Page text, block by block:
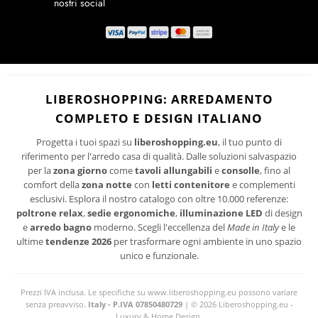
I suoi dati personali verranno trattati per le finalità connesse all'invio delle newsletter.
Per maggiori informazioni sul trattamento dei dati personali consultare la privacy policy
LIBEROSHOPPING: ARREDAMENTO
COMPLETO E DESIGN ITALIANO
Progetta i tuoi spazi su liberoshopping.eu, il tuo punto di
riferimento per l'arredo casa di qualità. Dalle soluzioni salvaspazio
per lazona giornocometavoli allungabili econsolle, fino al
comfort dellazona notte con letti contenitore e complementi
esclusivi. Esplora il nostro catalogo con oltre 10.000 referenze:
poltrone relax,sedie ergonomiche, illuminazione LED di design
earredo bagno moderno. Scegli l'eccellenza delMade in Italye le
ultimetendenze 2026 per trasformare ogni ambiente in uno spazio
unico e funzionale.
Prezzi IVA inclusa. Le specifiche su www.liberoshopping.eu possono variare
senza preavviso. Italy - P.IVA 07850480729| © 2026 Liberoshopping.eu -